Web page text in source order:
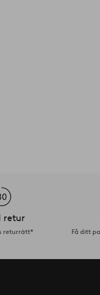
retur
returrätt* Få ditt